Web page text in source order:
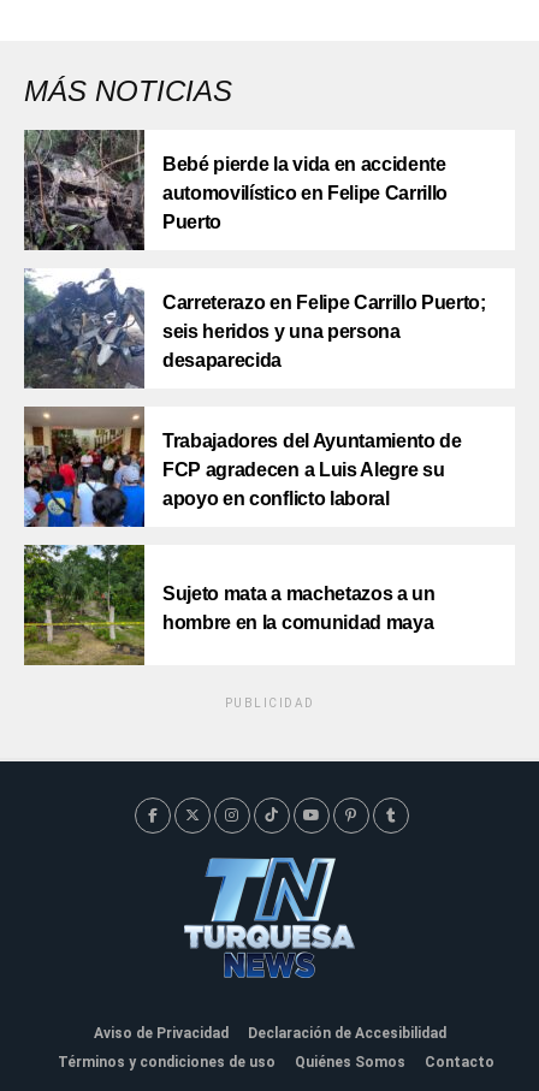
MÁS NOTICIAS
Bebé pierde la vida en accidente
automovilístico en Felipe Carrillo
Puerto
Carreterazo en Felipe Carrillo Puerto;
seis heridos y una persona
desaparecida
Trabajadores del Ayuntamiento de
FCP agradecen a Luis Alegre su
apoyo en conflicto laboral
Sujeto mata a machetazos a un
hombre en la comunidad maya
PUBLICIDAD
Aviso de Privacidad
Declaración de Accesibilidad
Términos y condiciones de uso
Quiénes Somos Contacto